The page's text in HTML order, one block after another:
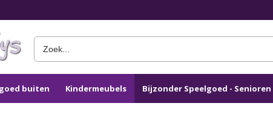
buiten Kindermeubels Bijzonder Speelgoed -